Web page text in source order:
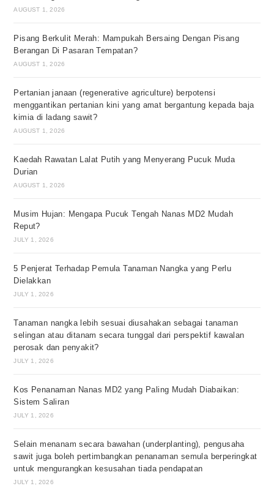
AUGUST 1, 2026
Pisang Berkulit Merah: Mampukah Bersaing Dengan Pisang
Berangan Di Pasaran Tempatan?
AUGUST 1, 2026
Pertanian janaan (regenerative agriculture) berpotensi
menggantikan pertanian kini yang amat bergantung kepada baja
kimia di ladang sawit?
AUGUST 1, 2026
Kaedah Rawatan Lalat Putih yang Menyerang Pucuk Muda
Durian
AUGUST 1, 2026
Musim Hujan: Mengapa Pucuk Tengah Nanas MD2 Mudah
Reput?
JULY 1, 2026
5 Penjerat Terhadap Pemula Tanaman Nangka yang Perlu
Dielakkan
JULY 1, 2026
Tanaman nangka lebih sesuai diusahakan sebagai tanaman
selingan atau ditanam secara tunggal dari perspektif kawalan
perosak dan penyakit?
JULY 1, 2026
Kos Penanaman Nanas MD2 yang Paling Mudah Diabaikan:
Sistem Saliran
JULY 1, 2026
Selain menanam secara bawahan (underplanting), pengusaha
sawit juga boleh pertimbangkan penanaman semula berperingkat
untuk mengurangkan kesusahan tiada pendapatan
JULY 1, 2026